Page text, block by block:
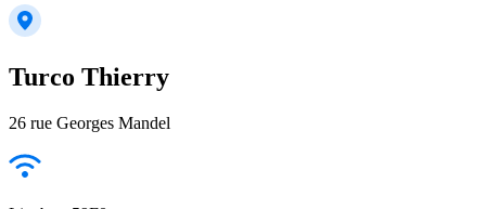
Turco Thierry
26 rue Georges Mandel